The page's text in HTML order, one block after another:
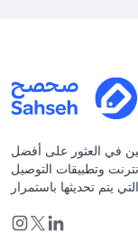
في العثور على أفضل
وتطبيقات التوصيل